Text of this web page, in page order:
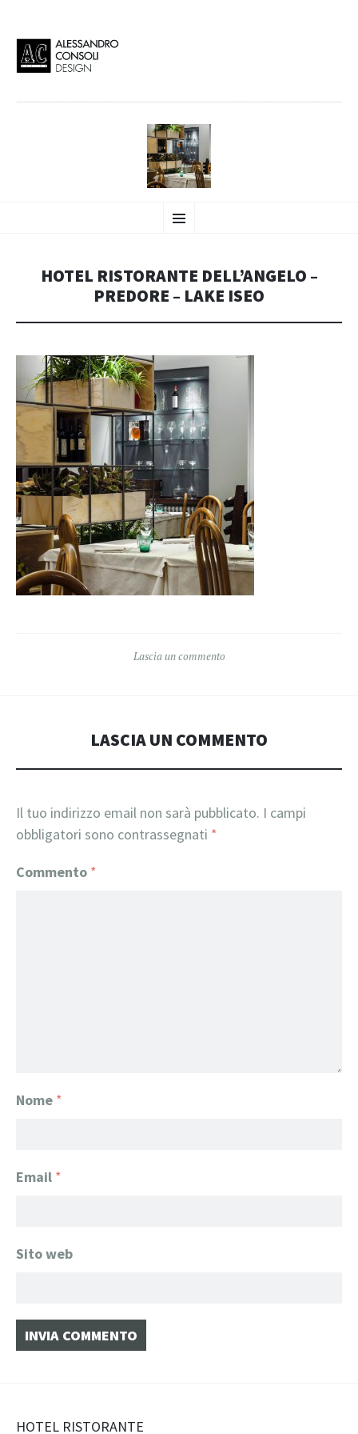
AC DESIGN | ALESSANDRO
Art direction. Iseo Lake. ITALY
Menu
AL
HOTEL RISTORANTE DELL’ANGELO –
PREDORE – LAKE ISEO
Lascia un commento
LASCIA UN COMMENTO
Il tuo indirizzo email non sarà pubblicato. I campi
obbligatori sono contrassegnati *
Commento *
Nome *
Email *
Sito web
HOTEL RISTORANTE